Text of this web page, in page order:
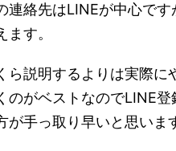
連絡先はLINEが中心で
す。
ら説明するよりは実際に
のがベストなのでLINE
が手っ取り早いと思いま